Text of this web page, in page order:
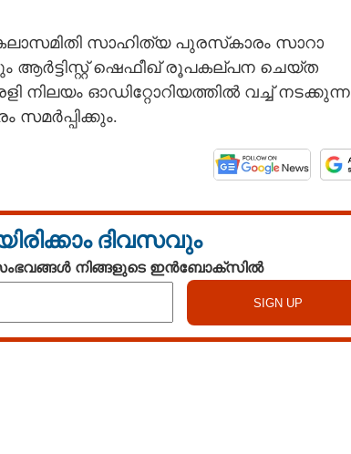
സാഹിത്യ പുരസ്‌കാരം സാറാ
ഷെഫീഖ് രൂപകല്പന ചെയ്ത
ഓഡിറ്റോറിയത്തിൽ വച്ച് നടക്കുന്ന
ദിവസവും
നിങ്ങളുടെ ഇൻബോക്സിൽ